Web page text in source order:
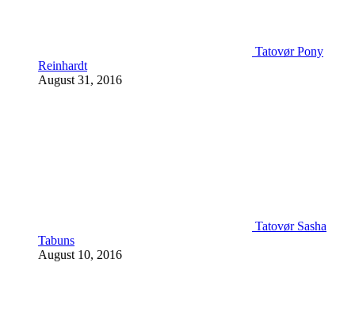
Tatovør Pony
Reinhardt
August 31, 2016
Tatovør Sasha
Tabuns
August 10, 2016